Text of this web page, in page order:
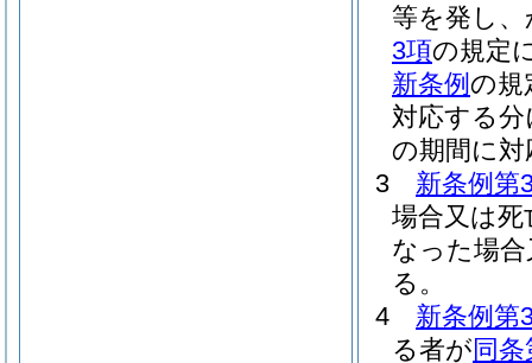
等を発し
3項の規定
新条例 の規
対応する
の期間に
3
新条例第
場合又は
なった場
る。
4
新条例第
る者が同